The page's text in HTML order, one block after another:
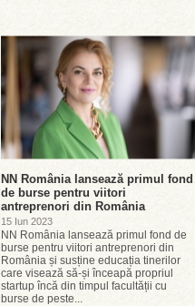
NN România lansează primul fond
de burse pentru viitori
antreprenori din România
15 Iun 2023
NN România lansează primul fond de
burse pentru viitori antreprenori din
România și susține educația tinerilor
care visează să-și înceapă propriul
startup încă din timpul facultății cu
burse de peste...